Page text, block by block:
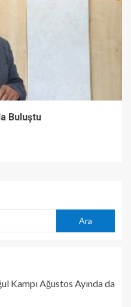
Buluştu
Ara
Kampı Ağustos Ayında da